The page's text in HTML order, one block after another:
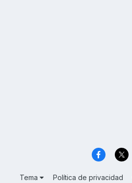
Tema Política de privacidad